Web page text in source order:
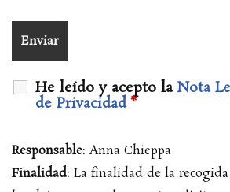
He leído y acepto laNota
de Privacidad *
Responsable: Anna Chieppa
Finalidad: La finalidad de la